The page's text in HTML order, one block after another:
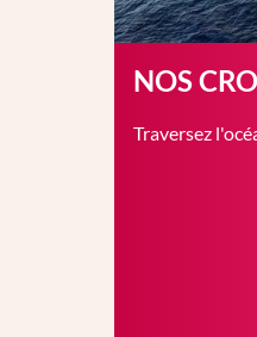
NOS
Traversez